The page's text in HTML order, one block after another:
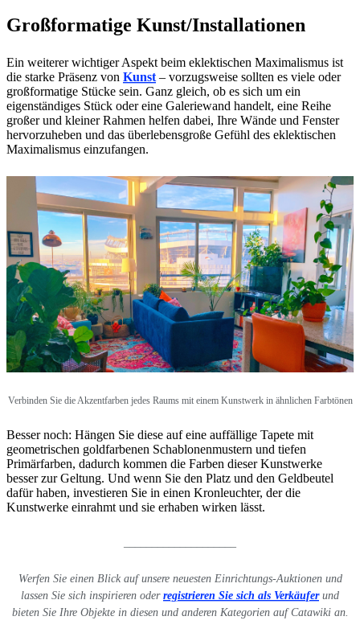
Großformatige Kunst/Installationen
Ein weiterer wichtiger Aspekt beim eklektischen Maximalismus ist
die starke Präsenz von Kunst – vorzugsweise sollten es viele oder
großformatige Stücke sein. Ganz gleich, ob es sich um ein
eigenständiges Stück oder eine Galeriewand handelt, eine Reihe
großer und kleiner Rahmen helfen dabei, Ihre Wände und Fenster
hervorzuheben und das überlebensgroße Gefühl des eklektischen
Maximalismus einzufangen.
Verbinden Sie die Akzentfarben jedes Raums mit einem Kunstwerk in ähnlichen Farbtönen
Besser noch: Hängen Sie diese auf eine auffällige Tapete mit
geometrischen goldfarbenen Schablonenmustern und tiefen
Primärfarben, dadurch kommen die Farben dieser Kunstwerke
besser zur Geltung. Und wenn Sie den Platz und den Geldbeutel
dafür haben, investieren Sie in einen Kronleuchter, der die
Kunstwerke einrahmt und sie erhaben wirken lässt.
Werfen Sie einen Blick auf unsere neuesten Einrichtungs-Auktionen und
lassen Sie sich inspirieren oder registrieren Sie sich als Verkäuferund
bieten Sie Ihre Objekte in diesen und anderen Kategorien auf Catawiki an.